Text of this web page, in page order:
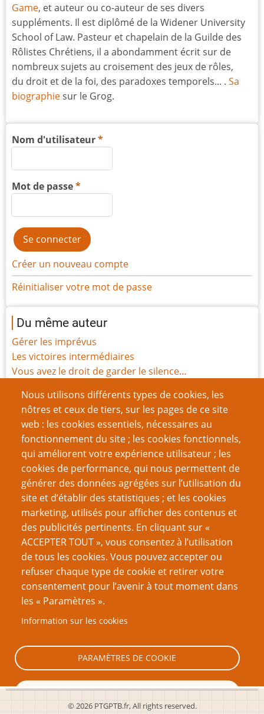
Nous utilisons différents types de cookies, les
nôtres et ceux de tiers, sur les pages de ce site
web : les cookies essentiels, nécessaires au
fonctionnement du site ; les cookies fonctionnels,
qui améliorent votre expérience utilisateur ; les
cookies de performance, qui nous permettent de
générer des données agrégées sur l’utilisation du
site et d’établir des statistiques ; et les cookies
marketing, utilisés pour afficher des contenus et
des publicités pertinents. En cliquant sur «
ACCEPTER TOUT », vous consentez à l’utilisation
de tous les cookies. Vous pouvez accepter ou
refuser chaque type de cookie et retirer votre
consentement pour l’avenir à tout moment dans
les « Paramètres ».
Information sur les cookies
PARAMÈTRES DE COOKIE
TOUT REFUSER
Game, et auteur ou co-auteur de ses divers
suppléments. Il est diplômé de la Widener University
School of Law. Pasteur et chapelain de la Guilde des
Rôlistes Chrétiens, il a abondamment écrit sur de
nombreux sujets au croisement des jeux de rôles,
du droit et de la foi, des paradoxes temporels... . Sa
biographiesur le Grog.
Nom d'utilisateur
Mot de passe
Créer un nouveau compte
Réinitialiser votre mot de passe
Du même auteur
Gérer les imprévus
Les victoires intermédiaires
Vous avez le droit de garder le silence…
Blessures
Funérailles
Sentience
Histoire des Points de Vie
Le festin de Javan
Les Pactes avec le Diable
Pagination 1
Page
suivante
››
VOUS AIMEREZ AUSSI
Ebook 27 : 18+ ; thématiques adultes et JdR
OK Boomer
Critique de F.A.T.A.L.
© 2026 PTGPTB.fr, All rights reserved.